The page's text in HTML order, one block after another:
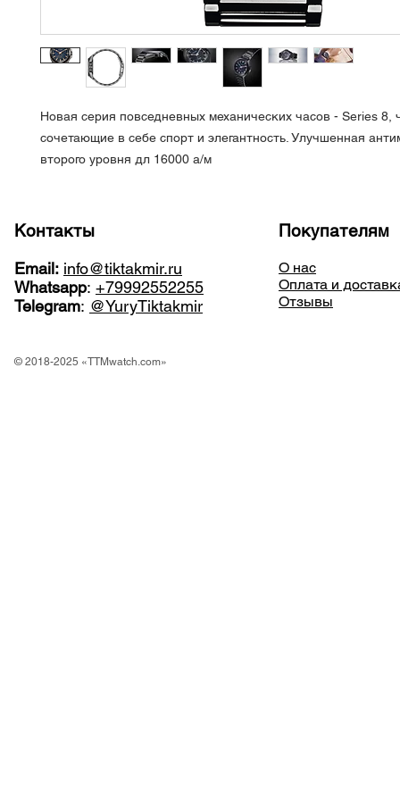
Новая серия повседневных механических часов - Series 8,
сочетающие в себе спорт и элегантность. Улучшенная
второго уровня дл 16000 а/м
Контакты
Email: info@tiktakmir.ru
Whatsapp: +79992552255
Telegram: @YuryTiktakmir
Покупателям
О нас
Оплата и
Отзывы
© 2018-2025 «TTMwatch.com»